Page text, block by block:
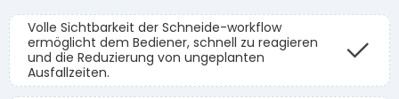
Volle Sichtbarkeit der Schneide-workflow
ermöglicht dem Bediener, schnell zu reagieren
und die Reduzierung von ungeplanten
Ausfallzeiten.